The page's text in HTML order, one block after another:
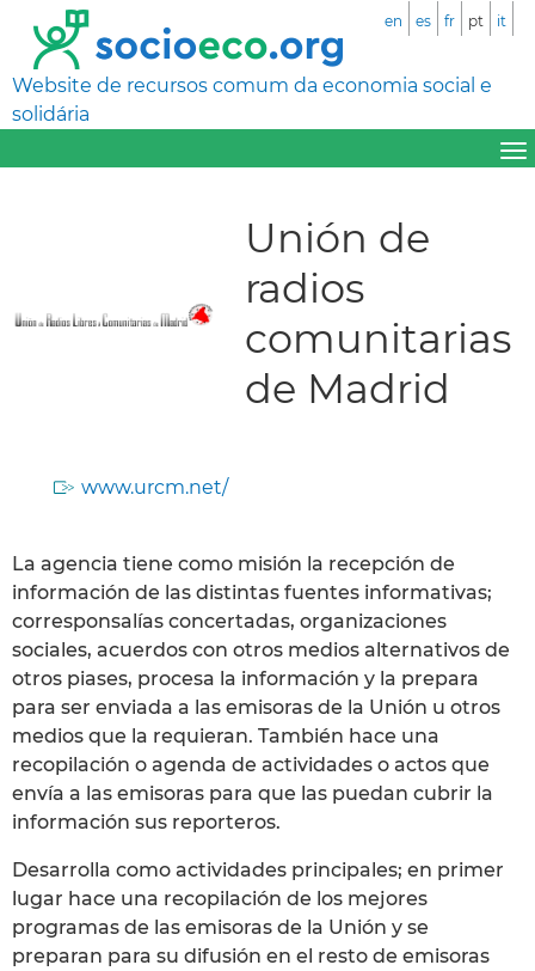
Website de recursos comum da economia social e
solidária
en es fr pt it
Unión de
radios
comunitarias
de Madrid
www.urcm.net/
La agencia tiene como misión la recepción de
información de las distintas fuentes informativas;
corresponsalías concertadas, organizaciones
sociales, acuerdos con otros medios alternativos de
otros piases, procesa la información y la prepara
para ser enviada a las emisoras de la Unión u otros
medios que la requieran. También hace una
recopilación o agenda de actividades o actos que
envía a las emisoras para que las puedan cubrir la
información sus reporteros.
Desarrolla como actividades principales; en primer
lugar hace una recopilación de los mejores
programas de las emisoras de la Unión y se
preparan para su difusión en el resto de emisoras